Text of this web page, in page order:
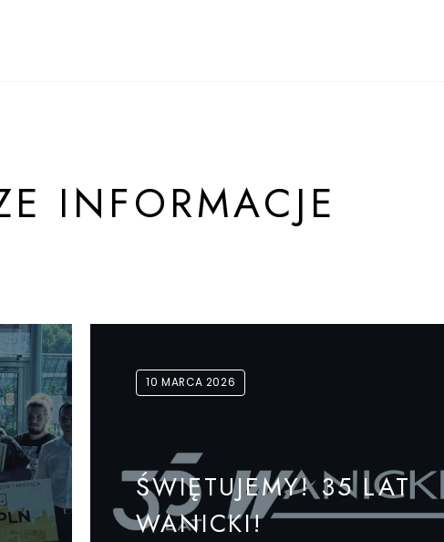
INFORMACJE
10 MARCA 2026
ŚWIĘTUJEMY! 35 LAT
WANICKI!